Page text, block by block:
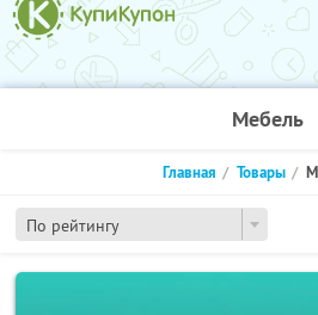
Мебель
По рейтингу
Главная Товары